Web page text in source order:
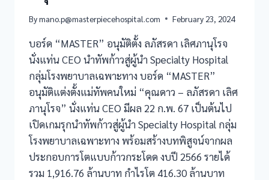
Bymano.p@masterpiecehospital.com February 23, 2024
บอร์ด “MASTER” อนุมัติตั้ง ลภัสรดา เลิศภานุโรจ
นั่งแท่น CEO นำทัพก้าวสู่ผู้นำ Specialty Hospital
กลุ่มโรงพยาบาลเฉพาะทาง บอร์ด “MASTER”
อนุมัติแต่งตั้งแม่ทัพคนใหม่ “คุณดาว – ลภัสรดา เลิศ
ภานุโรจ” นั่งแท่น CEO มีผล 22 ก.พ. 67 เป็นต้นไป
เปิดเกมรุกนำทัพก้าวสู่ผู้นำ Specialty Hospital กลุ่ม
โรงพยาบาลเฉพาะทาง พร้อมสร้างบทพิสูจน์จากผล
ประกอบการโตแบบก้าวกระโดด งบปี 2566 รายได้
รวม 1,916.76 ล้านบาท กำไรโต 416.30 ล้านบาท